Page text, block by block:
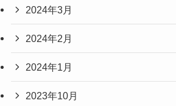
2024年3月
2024年2月
2024年1月
2023年10月